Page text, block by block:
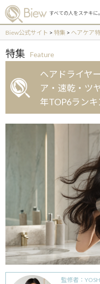
すべての人をステキに。
Biew公式サイト > 特集 > ヘアケア
特集 Feature
ヘアドライヤ
ア・速乾・ツ
年TOP6ランキ
監修者：